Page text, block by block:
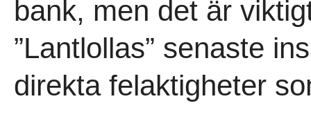
bank, men det är
”Lantlollas” senaste
direkta felaktigheter